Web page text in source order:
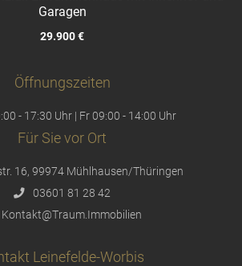
Garagen
29.900 €
Öffnungszeiten
- 17:30 Uhr | Fr 09:00 - 14:00 Uhr
Für Sie vor Ort
16, 99974 Mühlhausen/Thüringen
03601 81 28 42
Kontakt@Traum.Immobilien
Leinefelde-Worbis